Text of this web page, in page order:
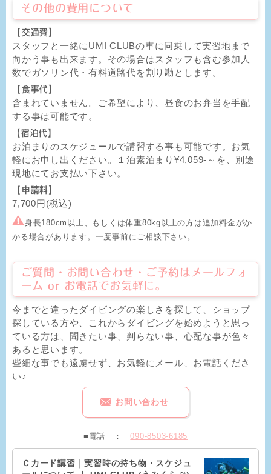
その他の費用について
【 交通費】
スタッフと一緒にUMI CLUBの車に同乗して実習地まで
向かう事も出来ます。その場合はスタッフも含む参加人
数でガソリン代・有料道路代を割り勘とします。
【 食事代】
含まれていません。ご希望により、昼食のお弁当を手配
する事は可能です。
【宿泊代】
お泊まりのスケジュールで講習する事も可能です。お気
軽にお申し出ください。１泊素泊まり¥4,059-～を、別途
現地にてお支払い下さい。
【 申請料】
7,700円(税込)
身長180cm以上、もしくは体重80kg以上の方は追加料金がか
かる場合があります。一度事前にご相談下さい。
ご質問・お問い合わせ・ご予約はメールフォ
ーム or お電話でお気軽に。
今までと違ったダイビングの楽しさを探して、ショップ
探している方や、これからダイビングを始めようと思っ
ている方は、聞きたい事、判らない事、心配な事が色々
あると思います。
些細な事でも遠慮せず、お気軽にメール、お電話くださ
い♪
お問い合わせ
■電話 ：090-8503-6185
Ｃカード講習｜実習時の持ち物・スケジュ